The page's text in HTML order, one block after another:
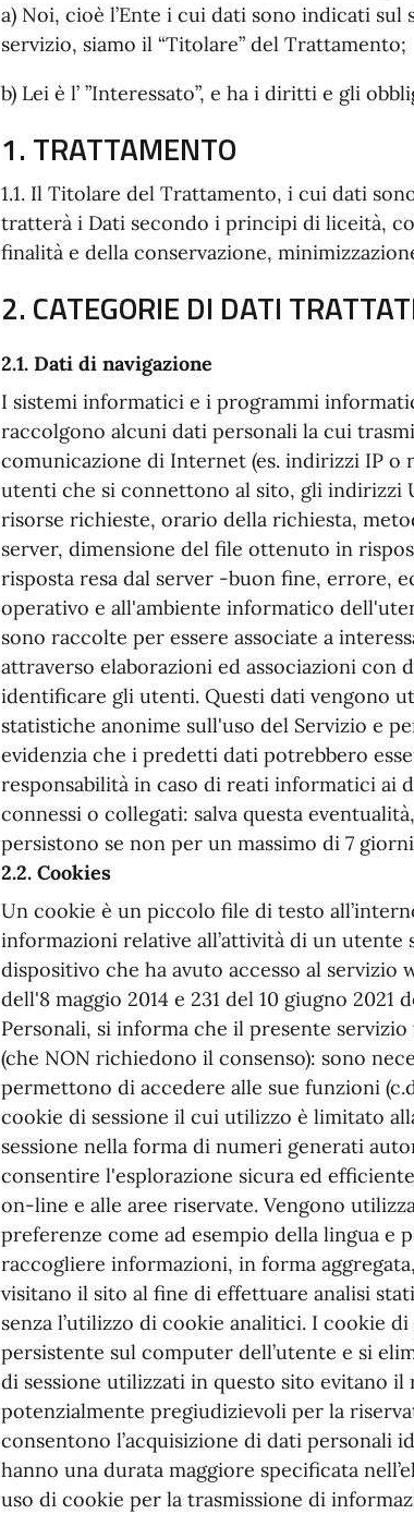
a) Noi, cioè l’Ente i cui dati sono indicati
servizio, siamo il “Titolare” del Trattamento;
b) Lei è l’ ”Interessato”, e ha i diritti e gli
1. TRATTAMENTO
1.1. Il Titolare del Trattamento, i cui dati
tratterà i Dati secondo i principi di liceità,
finalità e della conservazione,
2. CATEGORIE DI DATI
2.1. Dati di navigazione
I sistemi informatici e i programmi
raccolgono alcuni dati personali la cui
comunicazione di Internet (es. indirizzi IP
utenti che si connettono al sito, gli indirizzi
risorse richieste, orario della richiesta,
server, dimensione del file ottenuto in
risposta resa dal server -buon fine, errore,
operativo e all'ambiente informatico
sono raccolte per essere associate a
attraverso elaborazioni ed associazioni
identificare gli utenti. Questi dati vengono
statistiche anonime sull'uso del Servizio e
evidenzia che i predetti dati potrebbero
responsabilità in caso di reati informatici ai
connessi o collegati: salva questa
persistono se non per un massimo di 7
2.2. Cookies
Un cookie è un piccolo file di testo
informazioni relative all’attività di un
dispositivo che ha avuto accesso al servizio
dell'8 maggio 2014 e 231 del 10 giugno
Personali, si informa che il presente
(che NON richiedono il consenso): sono
permettono di accedere alle sue funzioni
cookie di sessione il cui utilizzo è limitato
sessione nella forma di numeri generati
consentire l'esplorazione sicura ed
on-line e alle aree riservate. Vengono
preferenze come ad esempio della lingua
raccogliere informazioni, in forma
visitano il sito al fine di effettuare analisi
senza l’utilizzo di cookie analitici. I cookie
persistente sul computer dell’utente e si
di sessione utilizzati in questo sito evitano
potenzialmente pregiudizievoli per la
consentono l’acquisizione di dati personali
hanno una durata maggiore specificata
uso di cookie per la trasmissione di